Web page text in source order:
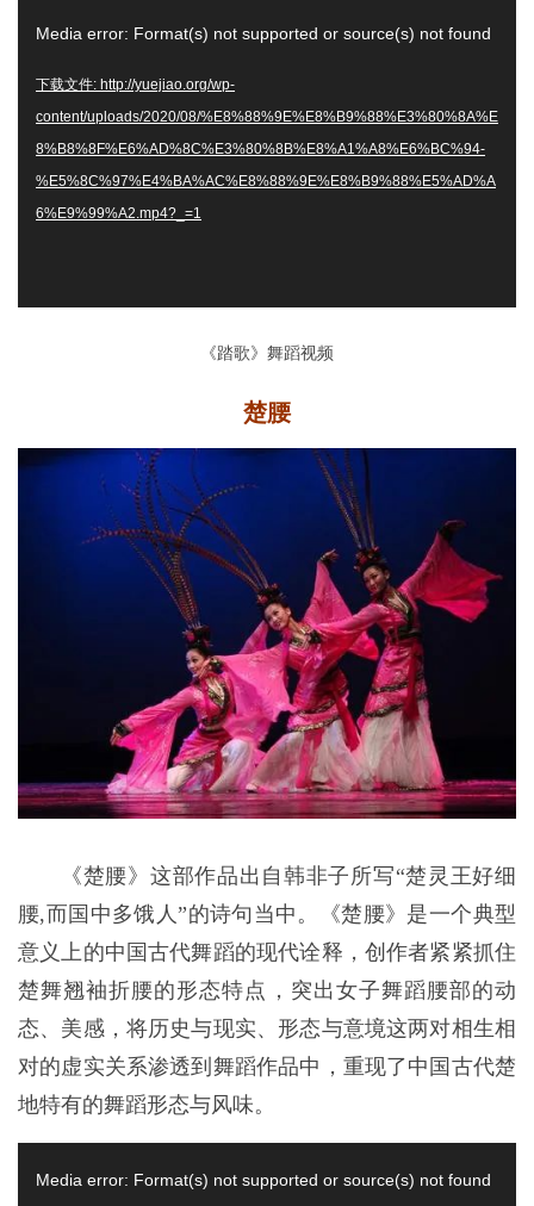
频
播
放
器
Media error: Format(s) not supported or source(s) not found
下载文件: http://yuejiao.org/wp-
content/uploads/2020/08/%E8%88%9E%E8%B9%88%E3%80%8A%E
8%B8%8F%E6%AD%8C%E3%80%8B%E8%A1%A8%E6%BC%94-
%E5%8C%97%E4%BA%AC%E8%88%9E%E8%B9%88%E5%AD%A
6%E9%99%A2.mp4?_=1
《踏歌》舞蹈视频
楚腰
《楚腰》这部作品出自韩非子所写“楚灵王好细
腰,而国中多饿人”的诗句当中。《楚腰》是一个典型
意义上的中国古代舞蹈的现代诠释，创作者紧紧抓住
楚舞翘袖折腰的形态特点，突出女子舞蹈腰部的动
态、美感，将历史与现实、形态与意境这两对相生相
对的虚实关系渗透到舞蹈作品中，重现了中国古代楚
地特有的舞蹈形态与风味。
频Media error: Format(s) not supported or source(s) not found